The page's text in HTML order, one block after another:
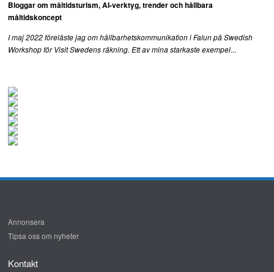
Bloggar om måltidsturism, AI-verktyg, trender och hållbara
måltidskoncept
I maj 2022 föreläste jag om hållbarhetskommunikation i Falun på Swedish
Workshop för Visit Swedens räkning. Ett av mina starkaste exempel...
Annonsera
Tipsa oss om nyheter
Kontakt